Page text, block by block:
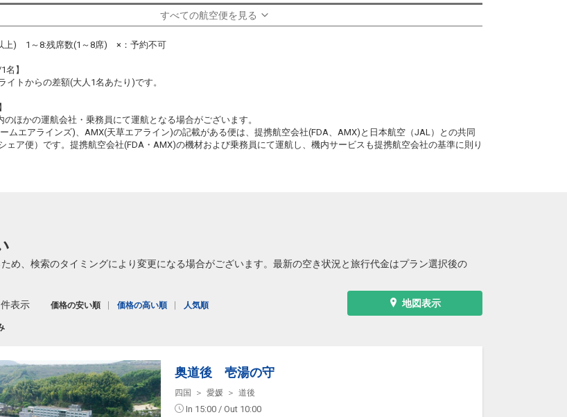
+0円
すべての航空便を見る
上) 1～8:残席数(1～8席) ×：予約不可
名】
イトからの差額(大人1名あたり)です。
のほかの運航会社・乗務員にて運航となる場合がございます。
ームエアラインズ)、AMX(天草エアライン)の記載がある便は、提携航空会社(FDA、AMX)と日本航空（JAL）との共同
ェア便）です。提携航空会社(FDA・AMX)の機材および乗務員にて運航し、機内サービスも提携航空会社の基準に則り
め、検索のタイミングにより変更になる場合がございます。最新の空き状況と旅行代金はプラン選択後の
地図表示
表示 価格の安い順 価格の高い順 人気順
奥道後 壱湯の守
四国 愛媛 道後
In 15:00 / Out 10:00